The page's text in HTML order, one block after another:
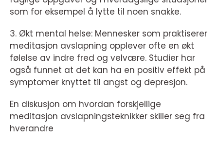
som for eksempel å lytte til noen snakke.
3. Økt mental helse: Mennesker som praktiserer
meditasjon avslapning opplever ofte en økt
følelse av indre fred og velvære. Studier har
også funnet at det kan ha en positiv effekt på
symptomer knyttet til angst og depresjon.
En diskusjon om hvordan forskjellige
meditasjon avslapningsteknikker skiller seg fra
hverandre